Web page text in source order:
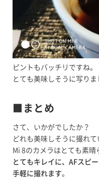
ピントもバッチリですね。
とても美味しそうに写りま
■まとめ
さて、いかがでしたか？
どれも美味しそうに撮れて
Mi 8のカメラはとても素晴
とてもキレイに、AFスピ
手軽に撮れます。